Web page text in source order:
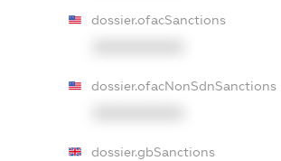
dossier.ofacSanctions
dossier.ofacNonSdnSanctions
dossier.gbSanctions